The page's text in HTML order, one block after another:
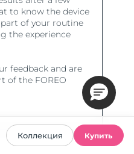
Коллекция Купить